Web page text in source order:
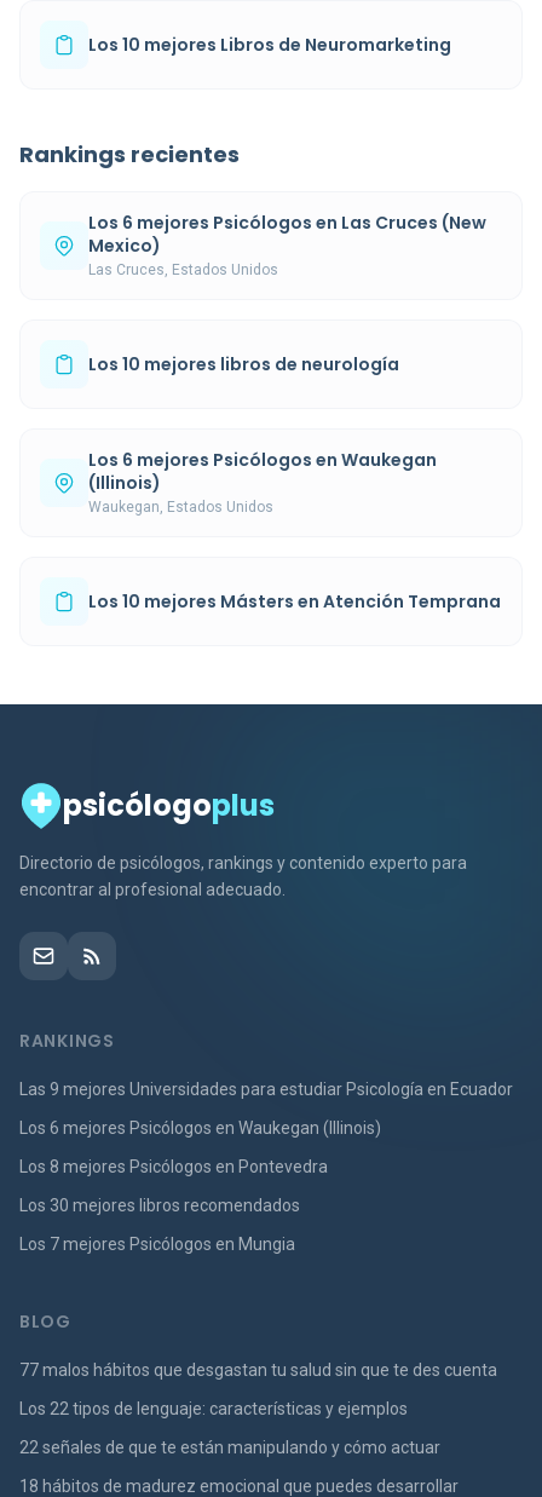
Los 10 mejores Libros de Neuromarketing
Rankings recientes
Los 6 mejores Psicólogos en Las Cruces (New
Mexico)
Las Cruces, Estados Unidos
Los 10 mejores libros de neurología
Los 6 mejores Psicólogos en Waukegan
(Illinois)
Waukegan, Estados Unidos
Los 10 mejores Másters en Atención Temprana
psicólogoplus
Directorio de psicólogos, rankings y contenido experto para
encontrar al profesional adecuado.
RANKINGS
Las 9 mejores Universidades para estudiar Psicología en Ecuador
Los 6 mejores Psicólogos en Waukegan (Illinois)
Los 8 mejores Psicólogos en Pontevedra
Los 30 mejores libros recomendados
Los 7 mejores Psicólogos en Mungia
BLOG
77 malos hábitos que desgastan tu salud sin que te des cuenta
Los 22 tipos de lenguaje: características y ejemplos
22 señales de que te están manipulando y cómo actuar
18 hábitos de madurez emocional que puedes desarrollar